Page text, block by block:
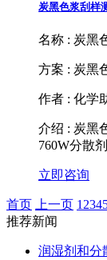
炭黑色浆刮样
名称 : 炭黑
方案 : 炭黑
作者 : 化学
介绍 : 炭黑
760W分散
立即咨询
首页 上一页 1 234
推荐新闻
润湿剂和分